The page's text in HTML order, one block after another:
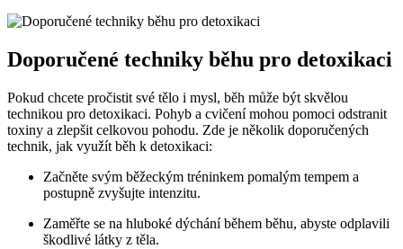
Doporučené techniky běhu pro detoxikaci
Pokud chcete pročistit své tělo i mysl, běh může být skvělou
technikou pro detoxikaci. Pohyb a cvičení mohou pomoci odstranit
toxiny a zlepšit celkovou pohodu. Zde je několik doporučených
technik, jak využít běh k detoxikaci:
Začněte svým běžeckým tréninkem pomalým tempem a
postupně zvyšujte intenzitu.
Zaměřte se na hluboké dýchání během běhu, abyste odplavili
škodlivé látky z těla.